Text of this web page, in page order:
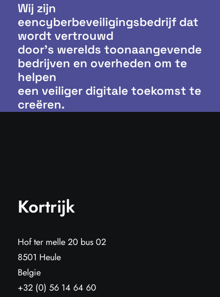
Wij zijn
eencyberbeveiligingsbedrijf dat
wordt vertrouwd
door’s werelds toonaangevende
bedrijven en overheden om te
helpen
een veiliger digitale toekomst te
creëren.
Kortrijk
Hof ter melle 20 bus 02
8501 Heule
Belgie
+32 (0) 56 14 64 60